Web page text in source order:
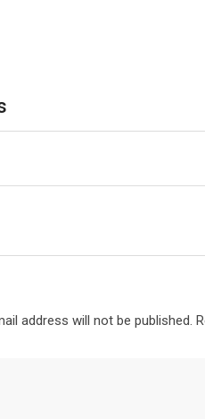
address will not be published.